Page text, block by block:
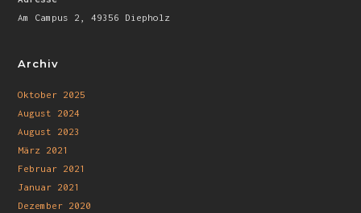
Am Campus 2, 49356 Diepholz
Archiv
Oktober 2025
August 2024
August 2023
März 2021
Februar 2021
Januar 2021
Dezember 2020